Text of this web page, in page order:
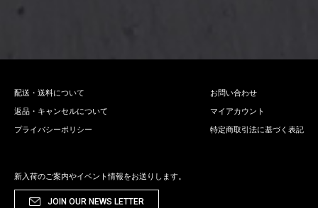
配送・送料について
返品・キャンセルについて
プライバシーポリシー
お問い合わせ
マイアカウント
特定商取引法に基づく表記
新入荷のご案内やイベント情報をお送りします。
JOIN OUR NEWS LETTER